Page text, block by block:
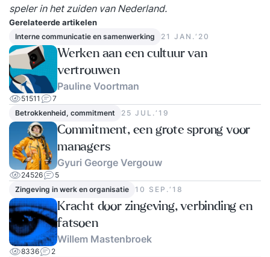
speler in het zuiden van Nederland.
Gerelateerde artikelen
Interne communicatie en samenwerking 21 JAN.‘20
Werken aan een cultuur van
vertrouwen
Pauline Voortman
51511
7
Betrokkenheid, commitment
25 JUL.‘19
Commitment, een grote sprong voor
managers
Gyuri George Vergouw
24526
5
Zingeving in werk en organisatie
10 SEP.‘18
Kracht door zingeving, verbinding en
fatsoen
Willem Mastenbroek
8336 2